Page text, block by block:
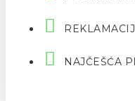
NAJČEŠĆA